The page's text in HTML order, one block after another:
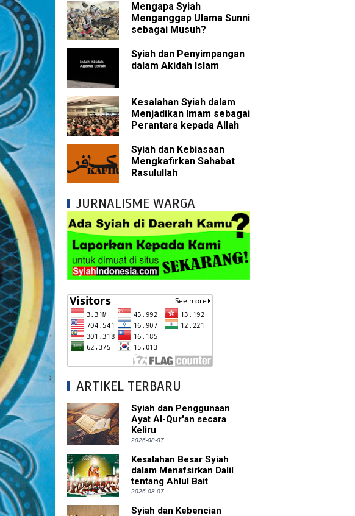
Khalifah Utsman bin Affan
Nikah Mut'ah?
Pemahaman tentang Khalifah
Akidah Islam
Khalifah Abu Bakar
Tidak Masuk Akal dalam Islam
dalam Konsep Mahdi
Hak Kekhalifahan
tentang Wilayah Imam
Peristiwa Karbala
Islamiyah
Mengapa Syiah
Menganggap Ulama Sunni
sebagai Musuh?
Syiah dan Penyimpangan
dalam Akidah Islam
Kesalahan Syiah dalam
Menjadikan Imam sebagai
Perantara kepada Allah
Syiah dan Kebiasaan
Mengkafirkan Sahabat
Rasulullah
JURNALISME WARGA
ARTIKEL TERBARU
Syiah dan Penggunaan
Ayat Al-Qur'an secara
Keliru
2026-08-07
Kesalahan Besar Syiah
dalam Menafsirkan Dalil
tentang Ahlul Bait
2026-08-07
Syiah dan Kebencian